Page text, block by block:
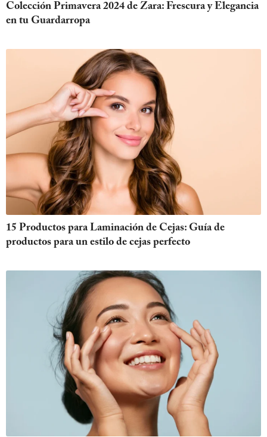
Colección Primavera 2024 de Zara: Frescura y Elegancia
en tu Guardarropa
15 Productos para Laminación de Cejas: Guía de
productos para un estilo de cejas perfecto